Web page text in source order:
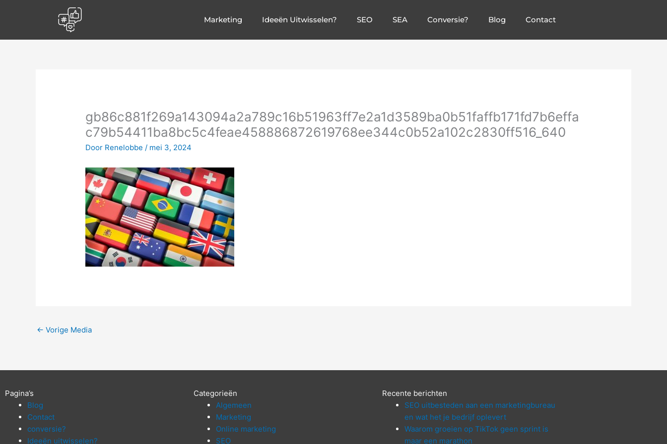
inhoud
Marketing Ideeën Uitwisselen? SEO SEA Conversie? Blog Contact
gb86c881f269a143094a2a789c16b51963ff7e2a1d3589ba0b51faffb171fd7b6effa
c79b54411ba8bc5c4feae458886872619768ee344c0b52a102c2830ff516_640
Door Renelobbe/ mei 3, 2024
← Vorige Media
Pagina’s
Blog
Contact
conversie?
Ideeën uitwisselen?
Categorieën
Algemeen
Marketing
Online marketing
SEO
Recente berichten
SEO uitbesteden aan een marketingbureau
en wat het je bedrijf oplevert
Waarom groeien op TikTok geen sprint is
maar een marathon